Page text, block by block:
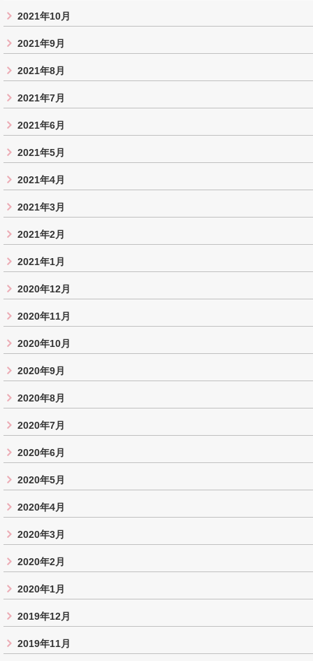
2021年10月
2021年9月
2021年8月
2021年7月
2021年6月
2021年5月
2021年4月
2021年3月
2021年2月
2021年1月
2020年12月
2020年11月
2020年10月
2020年9月
2020年8月
2020年7月
2020年6月
2020年5月
2020年4月
2020年3月
2020年2月
2020年1月
2019年12月
2019年11月